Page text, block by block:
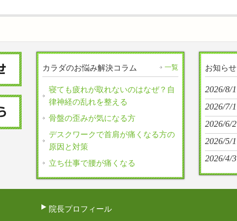
カラダのお悩み解決コラム 一覧
寝ても疲れが取れないのはなぜ？自
律神経の乱れを整える
骨盤の歪みが気になる方
デスクワークで首肩が痛くなる方の
原因と対策
立ち仕事で腰が痛くなる
お知らせ
2026/8/1
2026/7/1
2026/6/2
2026/5/1
2026/4/3
院長プロフィール